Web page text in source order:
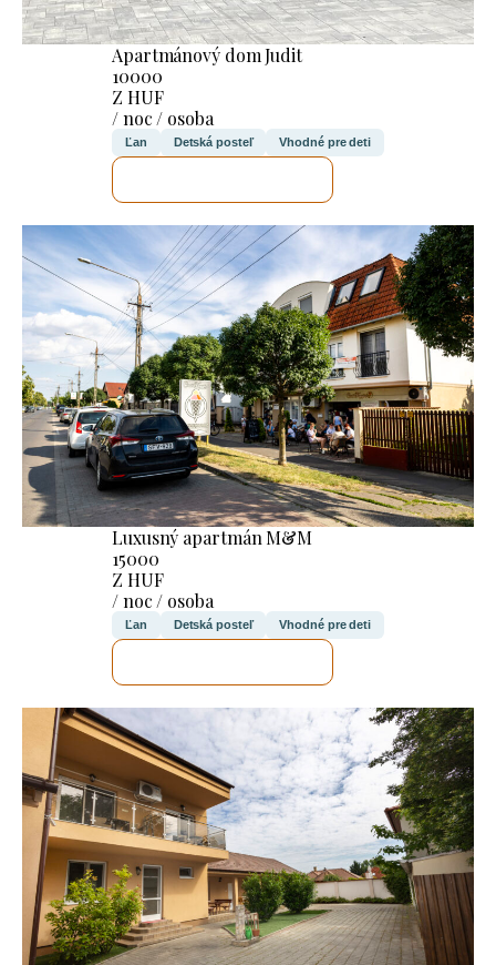
Apartmánový dom Judit
10000
Z HUF
/ noc / osoba
Ľan Detská posteľ Vhodné pre deti
Luxusný apartmán M&M
15000
Z HUF
/ noc / osoba
Ľan Detská posteľ Vhodné pre deti